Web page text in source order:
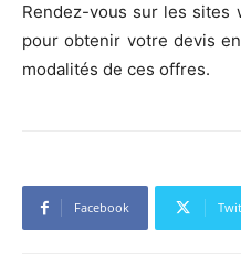
Rendez-vous sur les sites
pour obtenir votre devis
modalités de ces offres.
Facebook